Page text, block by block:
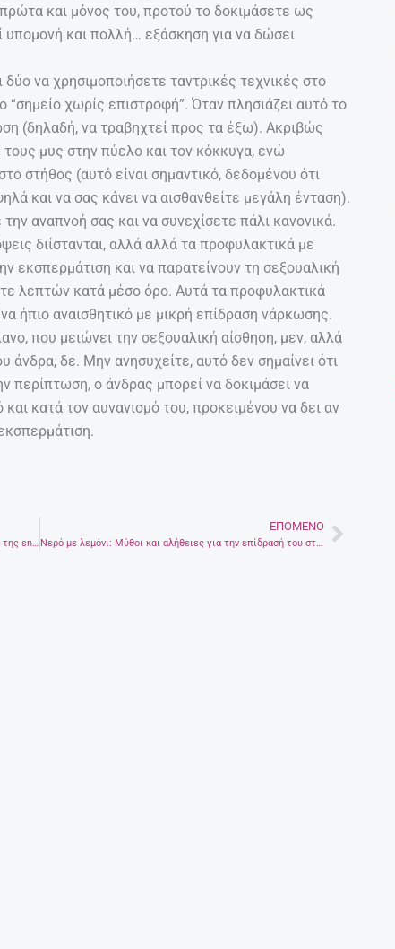
πρώτα και μόνος του, προτού το δοκιμάσετε ως
υπομονή και πολλή… εξάσκηση για να δώσει
να χρησιμοποιήσετε ταντρικές τεχνικές στο
“σημείο χωρίς επιστροφή”. Όταν πλησιάζει αυτό το
(δηλαδή, να τραβηχτεί προς τα έξω). Ακριβώς
τους μυς στην πύελο και τον κόκκυγα, ενώ
στήθος (αυτό είναι σημαντικό, δεδομένου ότι
και να σας κάνει να αισθανθείτε μεγάλη ένταση).
αναπνοή σας και να συνεχίσετε πάλι κανονικά.
διίστανται, αλλά αλλά τα προφυλακτικά με
εκσπερμάτιση και να παρατείνουν τη σεξουαλική
λεπτών κατά μέσο όρο. Αυτά τα προφυλακτικά
ήπιο αναισθητικό με μικρή επίδραση νάρκωσης.
που μειώνει την σεξουαλική αίσθηση, μεν, αλλά
δε. Μην ανησυχείτε, αυτό δεν σημαίνει ότι
περίπτωση, ο άνδρας μπορεί να δοκιμάσει να
κατά τον αυνανισμό του, προκειμένου να δει αν
Evan Spiegel, ο νεώτερος δισεκατομυριούχος, ιδρυτής της snapchat
ΕΠΌΜΕΝΟ
Νερό με λεμόνι: Μύθοι και αλήθειες για την επίδρασή του στην υγεία.Next